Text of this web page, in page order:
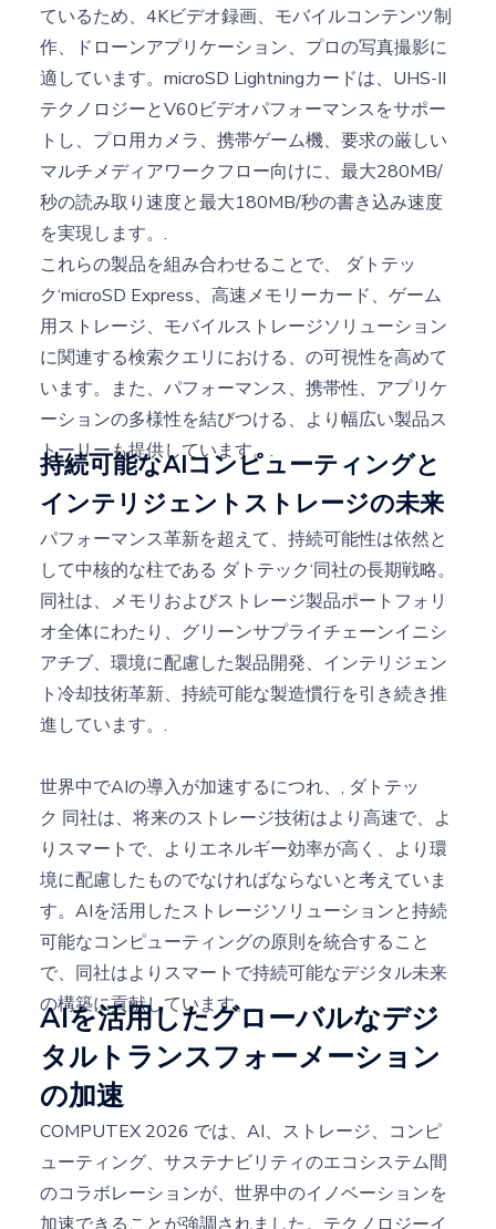
ているため、4Kビデオ録画、モバイルコンテンツ制
作、ドローンアプリケーション、プロの写真撮影に
適しています。microSD Lightningカードは、UHS-II
テクノロジーとV60ビデオパフォーマンスをサポー
トし、プロ用カメラ、携帯ゲーム機、要求の厳しい
マルチメディアワークフロー向けに、最大280MB/
秒の読み取り速度と最大180MB/秒の書き込み速度
を実現します。.
これらの製品を組み合わせることで、 ダトテッ
ク‘microSD Express、高速メモリーカード、ゲーム
用ストレージ、モバイルストレージソリューション
に関連する検索クエリにおける、の可視性を高めて
います。また、パフォーマンス、携帯性、アプリケ
ーションの多様性を結びつける、より幅広い製品ス
トーリーも提供しています。.
持続可能なAIコンピューティングと
インテリジェントストレージの未来
パフォーマンス革新を超えて、持続可能性は依然と
して中核的な柱である ダトテック‘同社の長期戦略。
同社は、メモリおよびストレージ製品ポートフォリ
オ全体にわたり、グリーンサプライチェーンイニシ
アチブ、環境に配慮した製品開発、インテリジェン
ト冷却技術革新、持続可能な製造慣行を引き続き推
進しています。.
世界中でAIの導入が加速するにつれ、, ダトテッ
ク 同社は、将来のストレージ技術はより高速で、よ
りスマートで、よりエネルギー効率が高く、より環
境に配慮したものでなければならないと考えていま
す。AIを活用したストレージソリューションと持続
可能なコンピューティングの原則を統合すること
で、同社はよりスマートで持続可能なデジタル未来
の構築に貢献しています。.
AIを活用したグローバルなデジ
タルトランスフォーメーション
の加速
COMPUTEX 2026 では、AI、ストレージ、コンピ
ューティング、サステナビリティのエコシステム間
のコラボレーションが、世界中のイノベーションを